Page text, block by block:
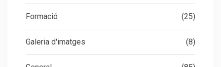
Formació (25)
Galeria d'imatges (8)